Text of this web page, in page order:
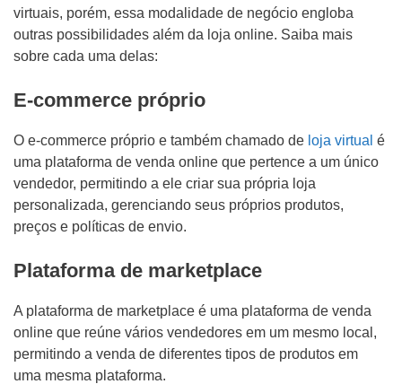
virtuais, porém, essa modalidade de negócio engloba
outras possibilidades além da loja online. Saiba mais
sobre cada uma delas:
E-commerce próprio
O e-commerce próprio e também chamado de loja virtual é
uma plataforma de venda online que pertence a um único
vendedor, permitindo a ele criar sua própria loja
personalizada, gerenciando seus próprios produtos,
preços e políticas de envio.
Plataforma de marketplace
A plataforma de marketplace é uma plataforma de venda
online que reúne vários vendedores em um mesmo local,
permitindo a venda de diferentes tipos de produtos em
uma mesma plataforma.